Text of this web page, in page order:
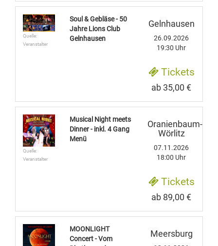
Quelle:
Veranstalter
Soul & Gebläse - 50
Jahre Lions Club
Gelnhausen
Gelnhausen
26.09.2026
19:30 Uhr
Tickets
ab 35,00 €
Quelle:
Veranstalter
Musical Night meets
Dinner - inkl. 4 Gang
Menü
Oranienbaum-
Wörlitz
07.11.2026
18:00 Uhr
Tickets
ab 89,00 €
MOONLIGHT
Concert - Vom
Meersburg